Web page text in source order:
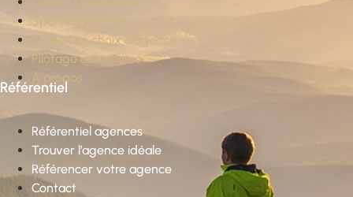
Sparring partner
Conseil en choix d’agence
Pilotage externalisé
À propos
Référentiel
Référentiel agences
Trouver l’agence idéale
Référencer votre agence
Contact